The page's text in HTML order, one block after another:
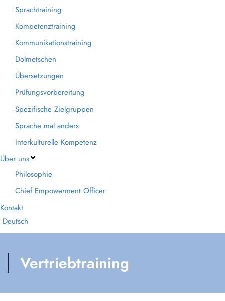
Sprachtraining
Kompetenztraining
Kommunikationstraining
Dolmetschen
Übersetzungen
Prüfungsvorbereitung
Spezifische Zielgruppen
Sprache mal anders
Interkulturelle Kompetenz
Über uns
Philosophie
Chief Empowerment Officer
Kontakt
Deutsch
Vertriebtraining